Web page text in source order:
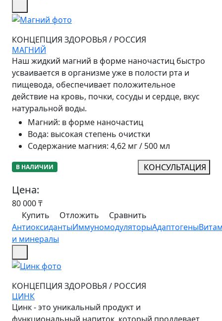
КОНЦЕПЦИЯ ЗДОРОВЬЯ / РОССИЯ
МАГНИЙ
Наш жидкий магний в форме наночастиц быстро
усваивается в организме уже в полости рта и
пищевода, обеспечивает положительное
действие на кровь, почки, сосуды и сердце, вкус
натуральной воды.
Магний: в форме наночастиц
Вода: высокая степень очистки
Содержание магния: 4,62 мг / 500 мл
В НАЛИЧИИ КОНСУЛЬТАЦИЯ
Цена:
80 000₸
Купить
Отложить
Сравнить
АнтиоксидантыИммуномодуляторыАдаптогены
и минералы
КОНЦЕПЦИЯ ЗДОРОВЬЯ / РОССИЯ
ЦИНК
Цинк - это уникальный продукт и